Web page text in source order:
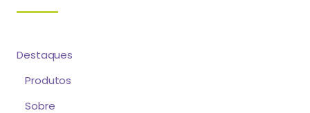
Destaques
Produtos
Sobre